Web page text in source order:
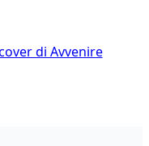
di Avvenire